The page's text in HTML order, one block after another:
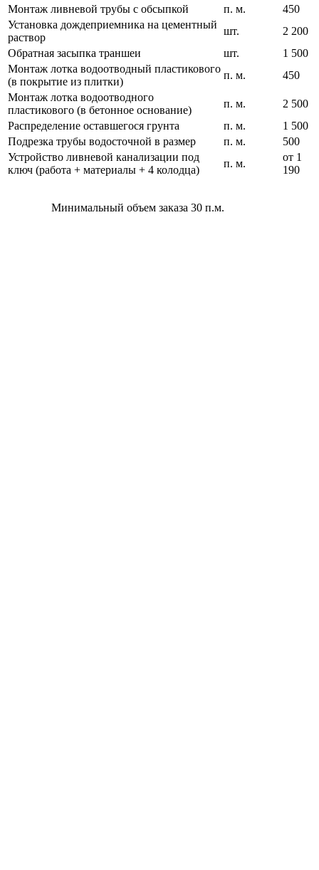
Монтаж ливневой трубы с обсыпкой
п. м.
450
Установка дождеприемника на цементный
раствор
шт.
2 200
Обратная засыпка траншеи
шт.
1 500
Монтаж лотка водоотводный пластикового
(в покрытие из плитки)
п. м.
450
Монтаж лотка водоотводного
пластикового (в бетонное основание)
п. м.
2 500
Распределение оставшегося грунта
п. м.
1 500
Подрезка трубы водосточной в размер
п. м.
500
Устройство ливневой канализации под
ключ (работа + материалы + 4 колодца)
п. м.
от 1
190
Минимальный объем заказа 30 п.м.